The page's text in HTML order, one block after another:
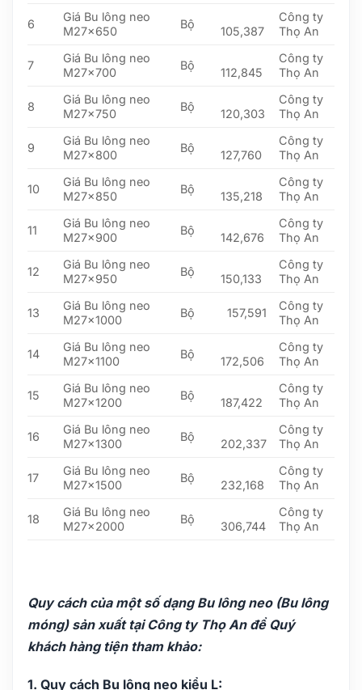
6
Giá Bu lông neo
M27x650
Bộ
105,387
Công ty
Thọ An
7
Giá Bu lông neo
M27x700
Bộ
112,845
Công ty
Thọ An
8
Giá Bu lông neo
M27x750
Bộ
120,303
Công ty
Thọ An
9
Giá Bu lông neo
M27x800
Bộ
127,760
Công ty
Thọ An
10
Giá Bu lông neo
M27x850
Bộ
135,218
Công ty
Thọ An
11
Giá Bu lông neo
M27x900
Bộ
142,676
Công ty
Thọ An
12
Giá Bu lông neo
M27x950
Bộ
150,133
Công ty
Thọ An
13
Giá Bu lông neo
M27x1000
Bộ 157,591
Công ty
Thọ An
14
Giá Bu lông neo
M27x1100
Bộ
172,506
Công ty
Thọ An
15
Giá Bu lông neo
M27x1200
Bộ
187,422
Công ty
Thọ An
16
Giá Bu lông neo
M27x1300
Bộ
202,337
Công ty
Thọ An
17
Giá Bu lông neo
M27x1500
Bộ
232,168
Công ty
Thọ An
18
Giá Bu lông neo
M27x2000
Bộ
306,744
Công ty
Thọ An
Quy cách của một số dạng Bu lông neo (Bu lông
móng) sản xuất tại Công ty Thọ An để Quý
khách hàng tiện tham khảo:
1. Quy cách Bu lông neo kiểu L: